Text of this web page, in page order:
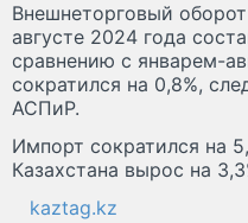
Внешнеторговый
августе 2024 года
сравнению с январем-
сократился на 0,8%,
АСПиР.
Импорт сократился на
Казахстана вырос на
kaztag.kz